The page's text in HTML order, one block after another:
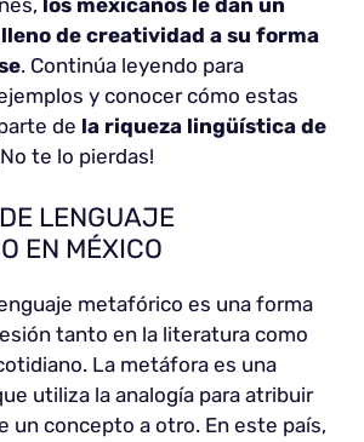
de creatividad a su forma
. Continúa leyendo para
y conocer cómo estas
de la riqueza lingüística de
te lo pierdas!
LENGUAJE
EN MÉXICO
metafórico es una forma
tanto en la literatura como
La metáfora es una
utiliza la analogía para atribuir
un concepto a otro. En este país,